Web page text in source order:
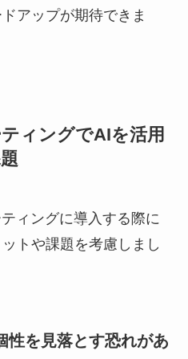
アップが期待できま
ィングでAIを活用
ィングに導入する際に
トや課題を考慮しまし
を見落とす恐れがあ